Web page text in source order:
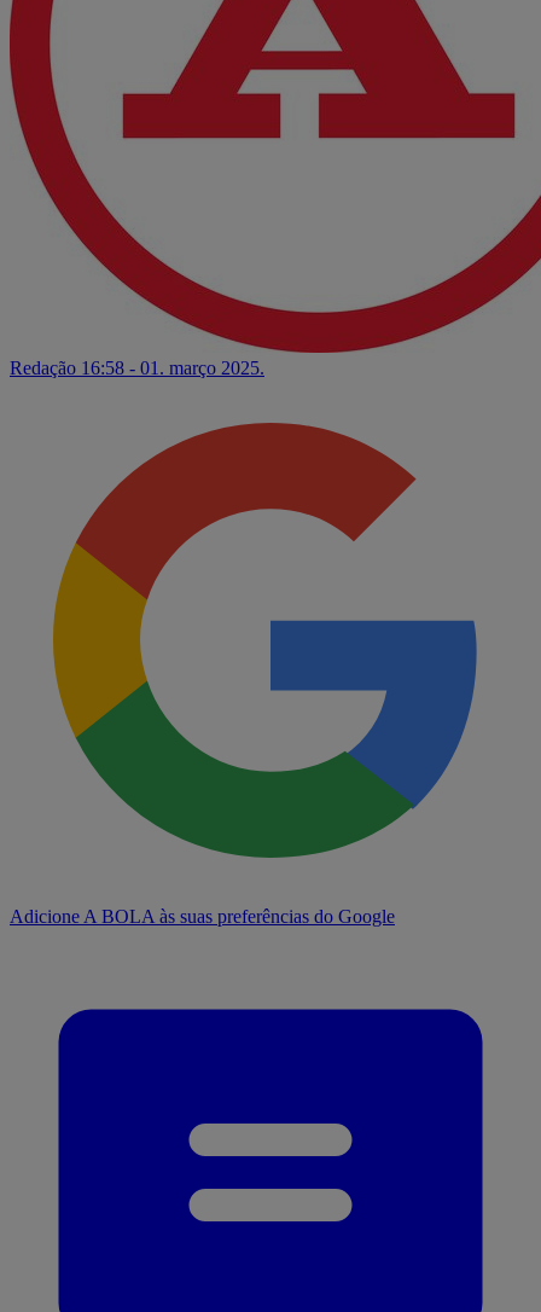
Redação 16:58 - 01. março 2025.
Adicione A BOLA às suas preferências do Google